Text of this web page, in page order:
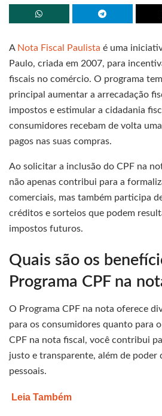
A Nota Fiscal Paulista é uma
Paulo, criada em 2007, para
fiscais no comércio. O programa
principal aumentar a arrecadação
impostos e estimular a cidadania
consumidores recebam de volta
pagos nas suas compras.
Ao solicitar a inclusão do CPF na
não apenas contribui para a
comerciais, mas também participa
créditos e sorteios que podem
impostos futuros.
Quais são os
Programa CPF na
O Programa CPF na nota oferece
para os consumidores quanto para
CPF na nota fiscal, você contribui
justo e transparente, além de poder
pessoais.
Leia Também